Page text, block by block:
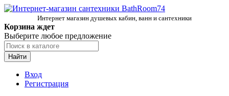
Интернет магазин душевых кабин, ванн и сантехники
Корзина ждет
Выберите любое предложение
Найти
Вход
Регистрация